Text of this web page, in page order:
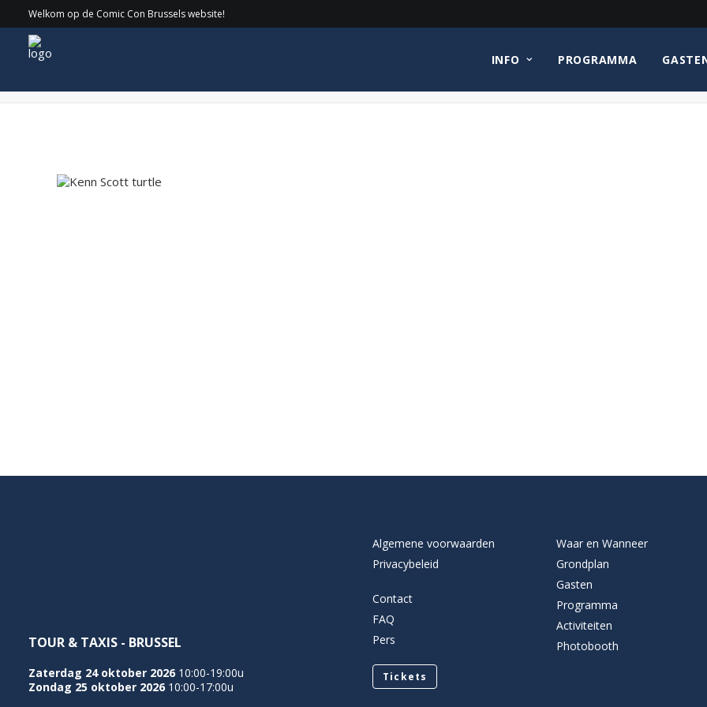
Welkom op de Comic Con Brussels website!
INFO PROGRAMMA
Kenn Scott turtle
TOUR & TAXIS - BRUSSEL
Zaterdag 24 oktober 2026 10:00-19:00u
Zondag 25 oktober 2026 10:00-17:00u
Algemene voorwaarden
Privacybeleid
Contact
FAQ
Pers
Tickets
Waar en Wanneer
Grondplan
Gasten
Programma
Activiteiten
Photobooth